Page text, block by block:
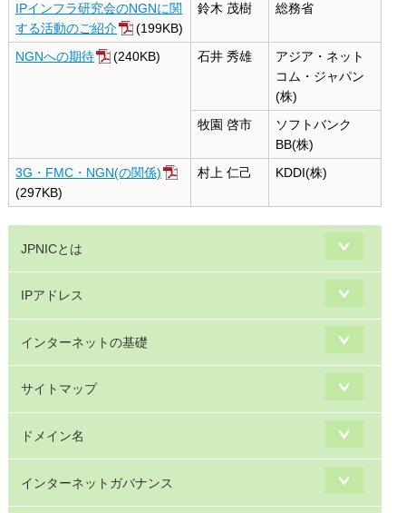
IPインフラ研究会のNGNに関
する活動のご紹介
(199KB)
鈴木 茂樹 総務省
NGNへの期待 (240KB) 石井 秀雄
アジア・ネット
コム・ジャパン
(株)
牧園 啓市
ソフトバンク
BB(株)
3G・FMC・NGN(の関係)
(297KB)
村上 仁己 KDDI(株)
JPNICとは
IPアドレス
インターネットの基礎
サイトマップ
ドメイン名
インターネットガバナンス